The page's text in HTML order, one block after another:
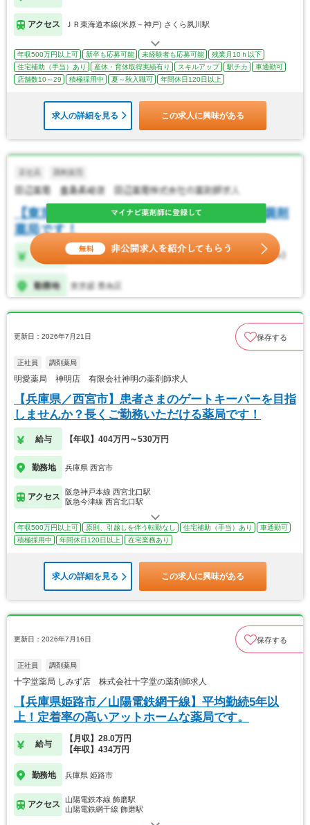
アクセス ＪＲ東海道本線(米原－神戸) さくら夙川駅
年収500万円以上可 新卒も応募可能 未経験者も応募可能
残業月10ｈ以下
住宅補助（手当）あり
産休・育休取得実績有り スキルアップ 駅チカ
車通勤可
店舗数10～29
積極採用中 夏～秋入職可 年間休日120日以上
求人の詳細を見る この求人に興味がある
更新日：2026年7月21日 保存する
正社員 調剤薬局
明愛薬局 神明店 有限会社神明の薬剤師求人
【兵庫県／西宮市】患者さまのゲートキーパーを目指
しませんか？長くご勤務いただける薬局です！
給与 【年収】404万円～530万円
勤務地 兵庫県 西宮市
アクセス
阪急神戸本線 西宮北口駅
阪急今津線 西宮北口駅
年収500万円以上可 原則、引越しを伴う転勤なし 住宅補助（手当）あり
車通勤可
積極採用中
年間休日120日以上 在宅業務あり
求人の詳細を見る この求人に興味がある
更新日：2026年7月16日 保存する
正社員 調剤薬局
十字堂薬局 しみず店 株式会社十字堂の薬剤師求人
【兵庫県姫路市／山陽電鉄網干線】平均勤続5年以
上！定着率の高いアットホームな薬局です。
給与
【月収】28.0万円
【年収】434万円
勤務地 兵庫県 姫路市
アクセス
山陽電鉄本線 飾磨駅
山陽電鉄網干線 飾磨駅